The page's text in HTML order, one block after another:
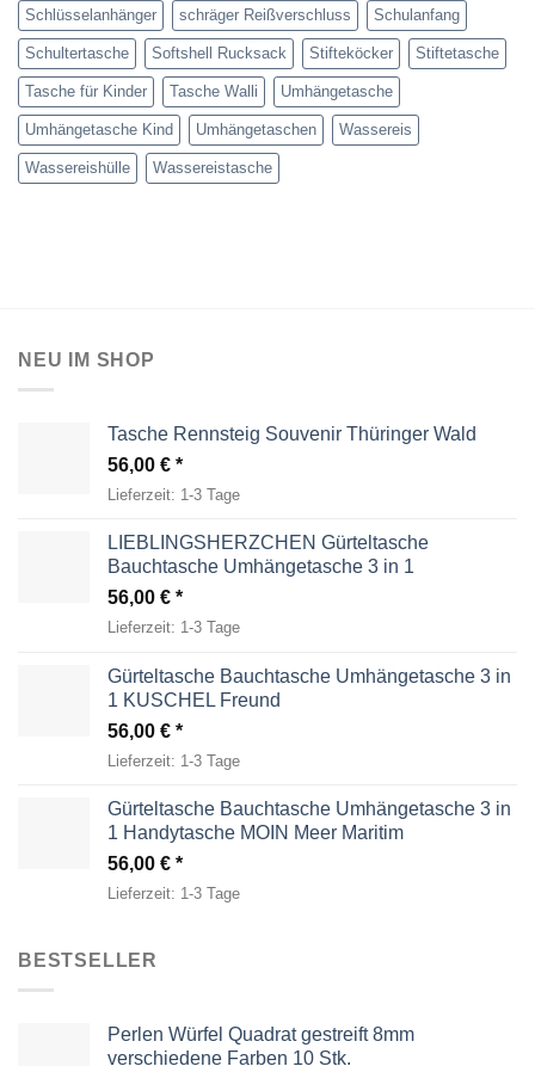
Schlüsselanhänger schräger Reißverschluss Schulanfang
Schultertasche Softshell Rucksack Stifteköcker Stiftetasche
Tasche für Kinder Tasche Walli Umhängetasche
Umhängetasche Kind Umhängetaschen Wassereis
Wassereishülle Wassereistasche
NEU IM SHOP
Tasche Rennsteig Souvenir Thüringer Wald
56,00 €
Lieferzeit: 1-3 Tage
LIEBLINGSHERZCHEN Gürteltasche
Bauchtasche Umhängetasche 3 in 1
56,00 €
Lieferzeit: 1-3 Tage
Gürteltasche Bauchtasche Umhängetasche 3 in
1 KUSCHEL Freund
56,00 €
Lieferzeit: 1-3 Tage
Gürteltasche Bauchtasche Umhängetasche 3 in
1 Handytasche MOIN Meer Maritim
56,00 €
Lieferzeit: 1-3 Tage
BESTSELLER
Perlen Würfel Quadrat gestreift 8mm
verschiedene Farben 10 Stk.